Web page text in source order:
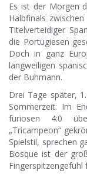
Es ist der Morgen
Halbfinals
Titelverteidiger
die Portugiesen
Doch in ganz
langweiligen
der Buhmann.
Drei Tage später,
Sommerzeit: Im
furiosen 4:0
„Tricampeon“
Spielstil, sprechen
Bosque ist der